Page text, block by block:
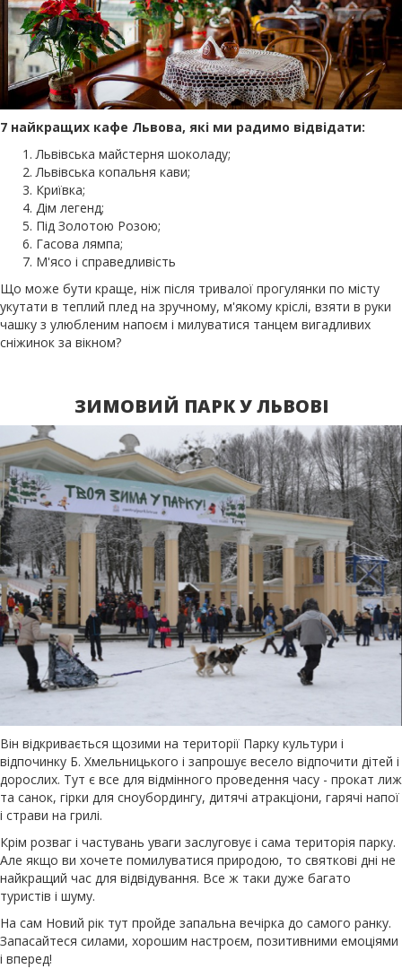
7 найкращих кафе Львова, які ми радимо відвідати:
Львівська майстерня шоколаду;
Львівська копальня кави;
Криївка;
Дім легенд;
Під Золотою Розою;
Гасова лямпа;
М'ясо і справедливість
Що може бути краще, ніж після тривалої прогулянки по місту
укутати в теплий плед на зручному, м'якому кріслі, взяти в руки
чашку з улюбленим напоєм і милуватися танцем вигадливих
сніжинок за вікном?
ЗИМОВИЙ ПАРК У ЛЬВОВІ
Він відкривається щозими на території Парку культури і
відпочинку Б. Хмельницького і запрошує весело відпочити дітей і
дорослих. Тут є все для відмінного проведення часу - прокат лиж
та санок, гірки для сноубордингу, дитячі атракціони, гарячі напої
і страви на грилі.
Крім розваг і частувань уваги заслуговує і сама територія парку.
Але якщо ви хочете помилуватися природою, то святкові дні не
найкращий час для відвідування. Все ж таки дуже багато
туристів і шуму.
На сам Новий рік тут пройде запальна вечірка до самого ранку.
Запасайтеся силами, хорошим настроєм, позитивними емоціями
і вперед!